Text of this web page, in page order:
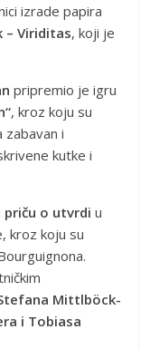
izrade papira
– Viriditas, koji je
pripremio je igru
, kroz koju su
zabavan i
kutke i
o utvrdi u
kroz koju su
Mittlböck-
i Tobiasa